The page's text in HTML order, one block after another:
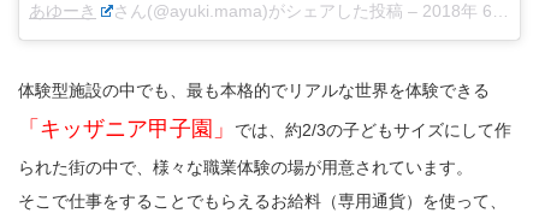
あゆーき さん(@ayuki.mama)がシェアした投稿 – 2018年 6月月16日午前4時07分PDT
体験型施設の中でも、最も本格的でリアルな世界を体験できる
「キッザニア甲子園」
では、約2/3の子どもサイズにして作
られた街の中で、様々な職業体験の場が用意されています。
そこで仕事をすることでもらえるお給料（専用通貨）を使って、